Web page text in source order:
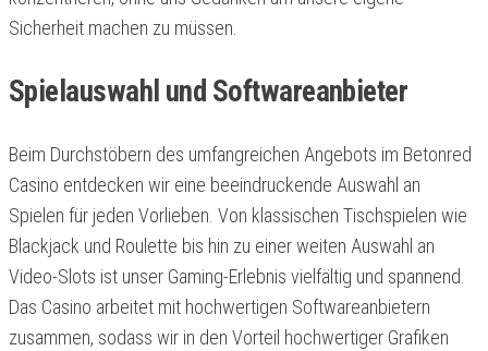
Sicherheit machen zu müssen.
Spielauswahl und Softwareanbieter
Beim Durchstöbern des umfangreichen Angebots im Betonred
Casino entdecken wir eine beeindruckende Auswahl an
Spielen für jeden Vorlieben. Von klassischen Tischspielen wie
Blackjack und Roulette bis hin zu einer weiten Auswahl an
Video-Slots ist unser Gaming-Erlebnis vielfältig und spannend.
Das Casino arbeitet mit hochwertigen Softwareanbietern
zusammen, sodass wir in den Vorteil hochwertiger Grafiken